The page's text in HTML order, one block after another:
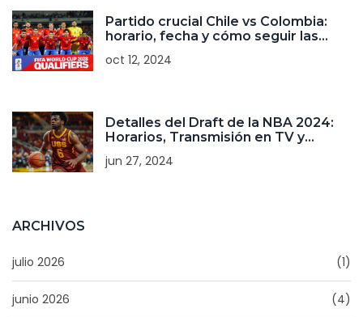
Partido crucial Chile vs Colombia:
horario, fecha y cómo seguir las
oct 12, 2024
Detalles del Draft de la NBA 2024:
Horarios, Transmisión en TV y
jun 27, 2024
ARCHIVOS
julio 2026 (1)
junio 2026 (4)